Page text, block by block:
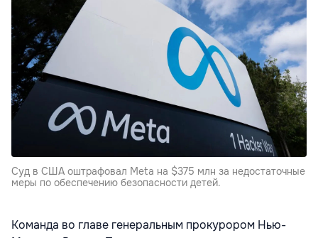
Суд в США оштрафовал Meta на $375 млн за недостаточные
меры по обеспечению безопасности детей.
Команда во главе генеральным прокурором Нью-